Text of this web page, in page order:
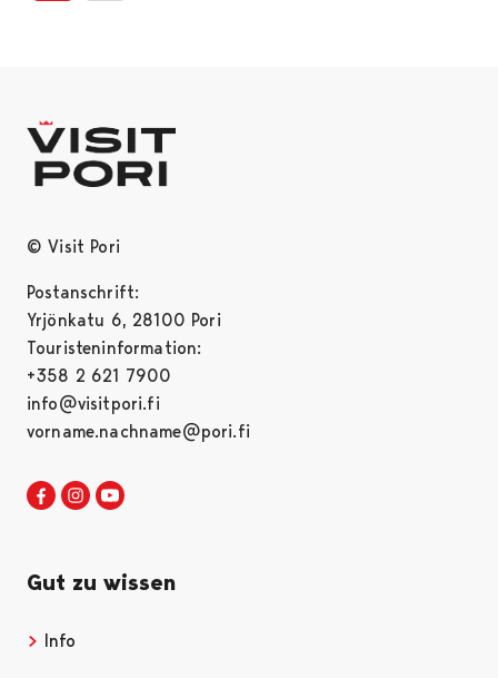
© Visit Pori
Postanschrift:
Yrjönkatu 6, 28100 Pori
Touristeninformation:
+358 2 621 7900
info@visitpori.fi
vorname.nachname@pori.fi
Visit Pori in Facebook
Opens in a new tab
Visit Pori in Instagram
Opens in a new tab
Gut zu wissen
Info